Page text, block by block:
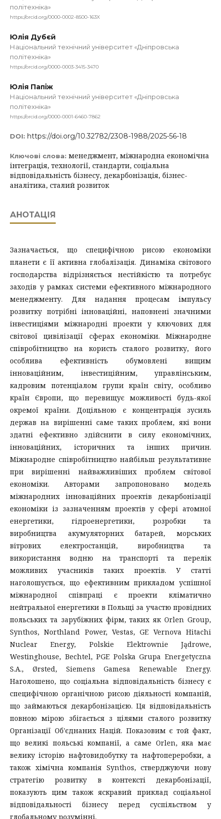
політехніка»
https://orcid.org/0000-0002-8500-163X
Юлія Дубєй
Національний технічний університет «Дніпровська
політехніка»
https://orcid.org/0000-0003-3415-3470
Юлія Папіж
Національний технічний університет «Дніпровська
політехніка»
https://orcid.org/0000-0001-6460-7862
DOI: https://doi.org/10.32782/2308-1988/2025-56-18
Ключові слова: менеджмент, міжнародна економічна
інтеграція, технології, стандарти, соціальна
відповідальність бізнесу, декарбонізація, бізнес-
аналітика, сталий розвиток
АНОТАЦІЯ
Зазначається, що специфічною рисою економіки
планети є її активна глобалізація. Динаміка світового
господарства відрізняється нестійкістю та потребує
заходів у рамках системи ефективного міжнародного
менеджменту. Для надання процесам імпульсу
розвитку потрібні інноваційні, наповнені значними
інвестиціями міжнародні проекти у ключових для
світової цивілізації сферах економіки. Міжнародне
співробітництво на користь сталого розвитку, його
особлива ефективність обумовлені вищим
інноваційним, інвестиційним, управлінським,
кадровим потенціалом групи країн світу, особливо
країн Європи, що перевищує можливості будь-якої
окремої країни. Доцільною є концентрація зусиль
держав на вирішенні саме таких проблем, які вони
здатні ефективно здійснити в силу економічних,
інноваційних, історичних та інших причин.
Міжнародне співробітництво найбільш результативне
при вирішенні найважливіших проблем світової
економіки. Авторами запропоновано модель
міжнародних інноваційних проектів декарбонізації
економіки із зазначенням проектів у сфері атомної
енергетики, гідроенергетики, розробки та
виробництва акумуляторних батарей, морських
вітрових електростанцій, виробництва та
використання водню на транспорті та перелік
можливих учасників таких проектів. У статті
наголошується, що ефективним прикладом успішної
міжнародної співпраці є проекти кліматично
нейтральної енергетики в Польщі за участю провідних
польських та зарубіжних фірм, таких як Orlen Group,
Synthos, Northland Power, Vestas, GE Vernova Hitachi
Nuclear Energy, Polskie Elektrownie Jądrowe,
Westinghouse, Bechtel, PGE Polska Grupa Energetyczna
S.A., Ørsted, Siemens Gamesa Renewable Energy.
Наголошено, що соціальна відповідальність бізнесу є
специфічною органічною рисою діяльності компаній,
що займаються декарбонізацією. Ця відповідальність
повною мірою збігається з цілями сталого розвитку
Організації Об'єднаних Націй. Показовим є той факт,
що великі польські компанії, а саме Orlen, яка має
велику історію нафтовидобутку та нафтопереробки, а
також хімічна компанія Synthos, стверджуючи нову
стратегію розвитку в контексті декарбонізації,
показують цим також яскравий приклад соціальної
відповідальності бізнесу перед суспільством у
глобальному розумінні.